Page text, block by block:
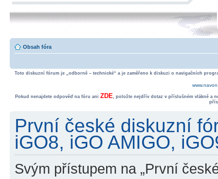
Obsah fóra
Toto diskuzní fórum je „odborně – technické“ a je zaměřeno k diskuzi o navigačních
Pokud nenajdete odpověď na fóru ani ZDE, položte nejdřív dotaz v příslušném vlákně a
První české diskuzní
iGO8, iGO AMIGO,
Svým přístupem na „První